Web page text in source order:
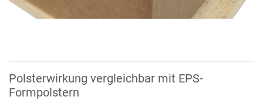
Polsterwirkung vergleichbar mit EPS-
Formpolstern